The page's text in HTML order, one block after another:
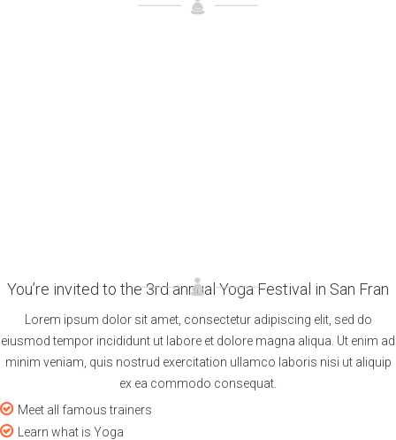
You’re invited to the 3rd annual Yoga Festival in San Fran
Lorem ipsum dolor sit amet, consectetur adipiscing elit, sed do
eiusmod tempor incididunt ut labore et dolore magna aliqua. Ut enim ad
minim veniam, quis nostrud exercitation ullamco laboris nisi ut aliquip
ex ea commodo consequat.
Meet all famous trainers
Learn what is Yoga